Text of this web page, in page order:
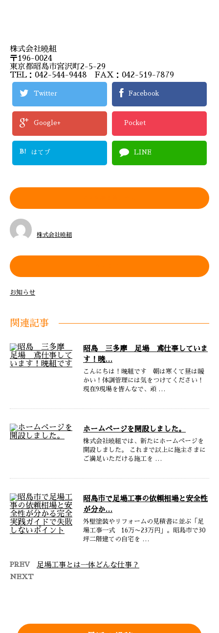
株式会社曉組
〒196-0024
東京都昭島市宮沢町2-5-29
TEL：042-544-9448 FAX：042-519-7879
Twitter Facebook
Google+ Pocket
B! はてブ LINE
株式会社曉組
お知らせ
関連記事
昭島 三多摩 足場 鳶仕事していま
す！暁…
こんにちは！暁組です 朝は寒くて昼は暖
かい！体調管理には気をつけてください！
現在9現場を皆んなで、頑 …
ホームページを開設しました。
株式会社曉組では、新たにホームページを
開設しました。 これまで以上に施主さまに
ご満足いただける施工を …
昭島市で足場工事の依頼相場と安全性
が分か…
外壁塗装やリフォームの見積書に並ぶ「足
場工事一式 16万〜23万円」。昭島市で30
坪二階建ての自宅を …
PREV 足場工事とは一体どんな仕事？
NEXT